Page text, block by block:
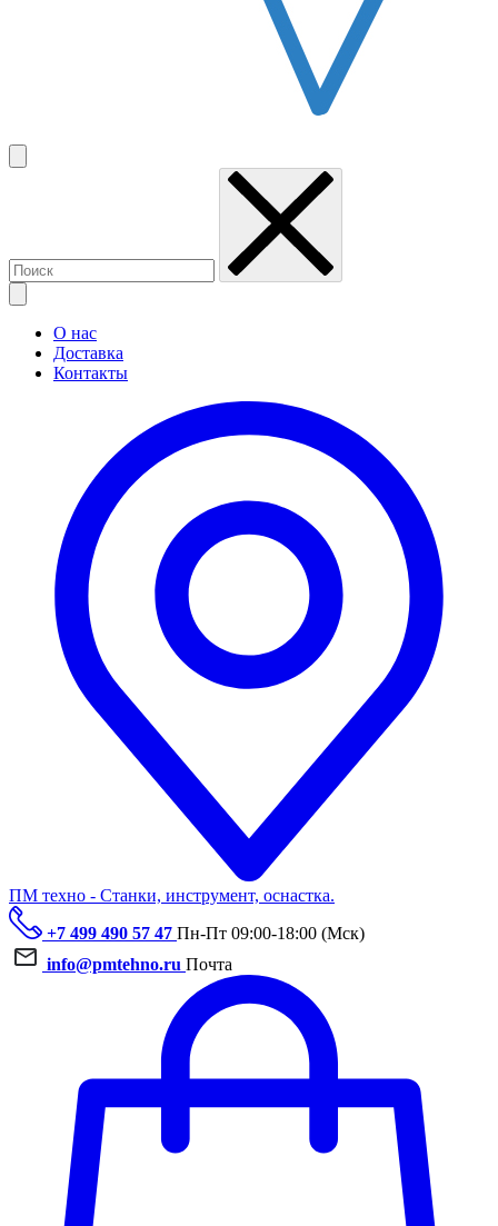
О нас
Доставка
Контакты
ПМ техно - Станки, инструмент, оснастка.
+7 499 490 57 47 Пн-Пт 09:00-18:00 (Мск)
info@pmtehno.ru Почта